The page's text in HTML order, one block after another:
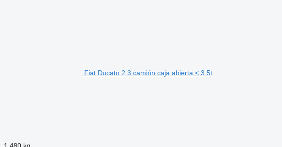
Fiat Ducato 2.3 camión caja abierta < 3.5t
1.480 kg